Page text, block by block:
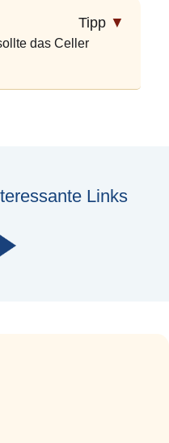
Tipp ▼
das Celler
Links